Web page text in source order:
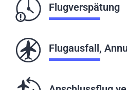
Flugverspätung
Flugausfall,